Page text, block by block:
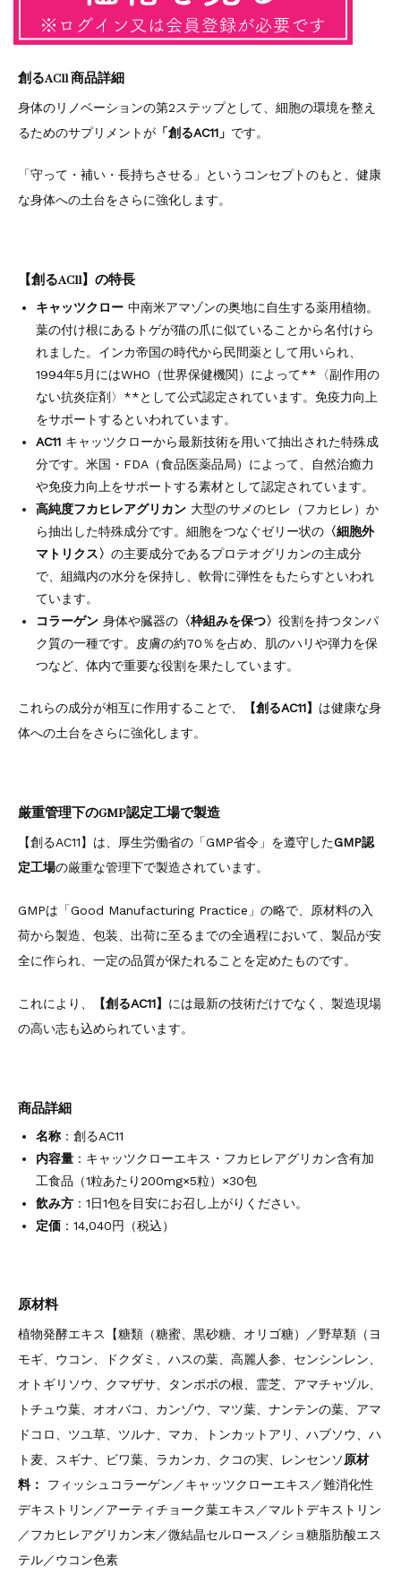
創るAC11 商品詳細
身体のリノベーションの第2ステップとして、細胞の環境を整え
るためのサプリメントが「創るAC11」 です。
「守って・補い・長持ちさせる」というコンセプトのもと、健康
な身体への土台をさらに強化します。
【創るAC11】の特長
キャッツクロー中南米アマゾンの奥地に自生する薬用植物。
葉の付け根にあるトゲが猫の爪に似ていることから名付けら
れました。インカ帝国の時代から民間薬として用いられ、
1994年5月にはWHO（世界保健機関）によって**〈副作用の
ない抗炎症剤〉**として公式認定されています。免疫力向上
をサポートするといわれています。
AC11キャッツクローから最新技術を用いて抽出された特殊成
分です。米国・FDA（食品医薬品局）によって、自然治癒力
や免疫力向上をサポートする素材として認定されています。
高純度フカヒレアグリカン大型のサメのヒレ（フカヒレ）か
ら抽出した特殊成分です。細胞をつなぐゼリー状の〈細胞外
マトリクス〉 の主要成分であるプロテオグリカンの主成分
で、組織内の水分を保持し、軟骨に弾性をもたらすといわれ
ています。
コラーゲン身体や臓器の〈枠組みを保つ〉 役割を持つタンパ
ク質の一種です。皮膚の約70％を占め、肌のハリや弾力を保
つなど、体内で重要な役割を果たしています。
これらの成分が相互に作用することで、 【創るAC11】 は健康な身
体への土台をさらに強化します。
厳重管理下のGMP認定工場で製造
【創るAC11】は、厚生労働省の「GMP省令」を遵守したGMP認
定工場の厳重な管理下で製造されています。
GMPは「Good Manufacturing Practice」の略で、原材料の入
荷から製造、包装、出荷に至るまでの全過程において、製品が安
全に作られ、一定の品質が保たれることを定めたものです。
これにより、 【創るAC11】 には最新の技術だけでなく、製造現場
の高い志も込められています。
商品詳細
名称：創るAC11
内容量：キャッツクローエキス・フカヒレアグリカン含有加
工食品（1粒あたり200mg×5粒）×30包
飲み方：1日1包を目安にお召し上がりください。
定価：14,040円（税込）
原材料
植物発酵エキス【糖類（糖蜜、黒砂糖、オリゴ糖）／野草類（ヨ
モギ、ウコン、ドクダミ、ハスの葉、高麗人参、センシンレン、
オトギリソウ、クマザサ、タンポポの根、霊芝、アマチャヅル、
トチュウ葉、オオバコ、カンゾウ、マツ葉、ナンテンの葉、アマ
ドコロ、ツユ草、ツルナ、マカ、トンカットアリ、ハブソウ、ハ
ト麦、スギナ、ビワ葉、ラカンカ、クコの実、レンセンソ原材
料：
フィッシュコラーゲン／キャッツクローエキス／難消化性
デキストリン／アーティチョーク葉エキス／マルトデキストリン
／フカヒレアグリカン末／微結晶セルロース／ショ糖脂肪酸エス
テル／ウコン色素